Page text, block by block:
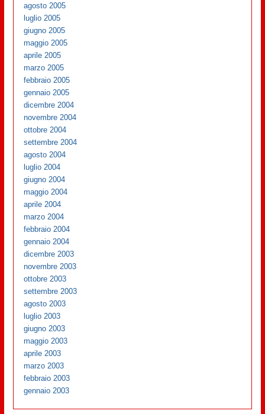
agosto 2005
luglio 2005
giugno 2005
maggio 2005
aprile 2005
marzo 2005
febbraio 2005
gennaio 2005
dicembre 2004
novembre 2004
ottobre 2004
settembre 2004
agosto 2004
luglio 2004
giugno 2004
maggio 2004
aprile 2004
marzo 2004
febbraio 2004
gennaio 2004
dicembre 2003
novembre 2003
ottobre 2003
settembre 2003
agosto 2003
luglio 2003
giugno 2003
maggio 2003
aprile 2003
marzo 2003
febbraio 2003
gennaio 2003